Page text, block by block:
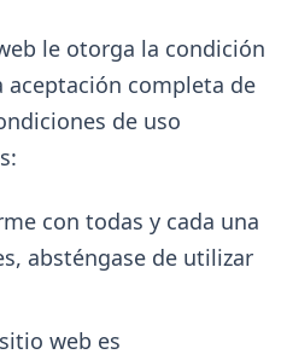
le otorga la condición
aceptación completa de
de uso
con todas y cada una
absténgase de utilizar
web es